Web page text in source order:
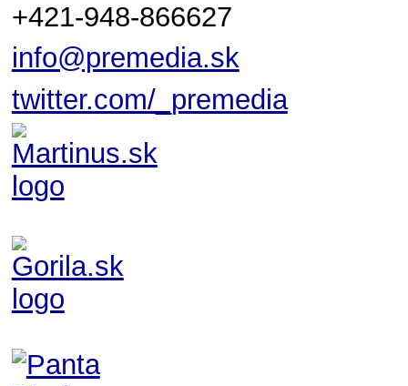
+421-948-866627
info@premedia.sk
twitter.com/_premedia